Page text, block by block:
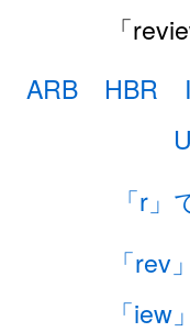
「
ARB
HBR
「r
「rev
「